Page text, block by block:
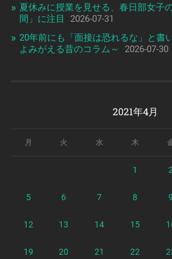
夏休みに授業を見せる、春日部女子
間」に注目
2026-07-31
20年前にも「面接は恐れるな」と書
よみがえる昔のコラム～
2026-07-30
2021年4月
月 火 水 木
1 2
5 6 7 8 9
12 13 14 15
19 20 21 22